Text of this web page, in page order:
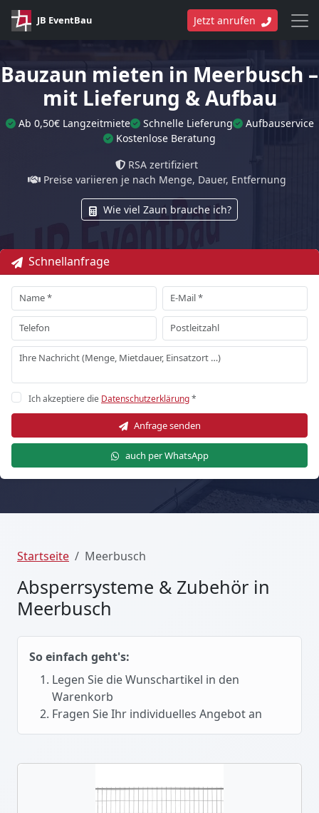
JB EventBau Jetzt anrufen
Bauzaun mieten in Meerbusch –
mit Lieferung & Aufbau
Ab 0,50€ Langzeitmiete Schnelle Lieferung
Aufbauservice
Kostenlose Beratung
RSA zertifiziert
Preise variieren je nach Menge, Dauer, Entfernung
Wie viel Zaun brauche ich?
Schnellanfrage
Ich akzeptiere die Datenschutzerklärung*
Anfrage senden
auch per WhatsApp
Startseite Meerbusch
Absperrsysteme & Zubehör in
Meerbusch
So einfach geht's:
Legen Sie die Wunschartikel in den
Warenkorb
Fragen Sie Ihr individuelles Angebot an